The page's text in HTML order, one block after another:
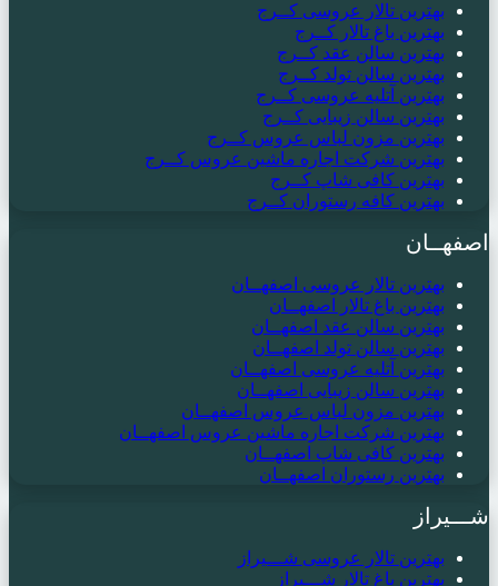
بهترین تالار عروسی کــرج
بهترین باغ تالار کــرج
بهترین سالن عقد کــرج
بهترین سالن تولد کــرج
بهترین آتلیه عروسی کــرج
بهترین سالن زیبایی کــرج
بهترین مزون لباس عروس کــرج
بهترین شرکت اجاره ماشین عروس کــرج
بهترین کافی شاپ کــرج
بهترین کافه رستوران کــرج
اصفهــان
بهترین تالار عروسی اصفهــان
بهترین باغ تالار اصفهــان
بهترین سالن عقد اصفهــان
بهترین سالن تولد اصفهــان
بهترین آتلیه عروسی اصفهــان
بهترین سالن زیبایی اصفهــان
بهترین مزون لباس عروس اصفهــان
بهترین شرکت اجاره ماشین عروس اصفهــان
بهترین کافی شاپ اصفهــان
بهترین رستوران اصفهــان
شـــیراز
بهترین تالار عروسی شـــیراز
بهترین باغ تالار شـــیراز